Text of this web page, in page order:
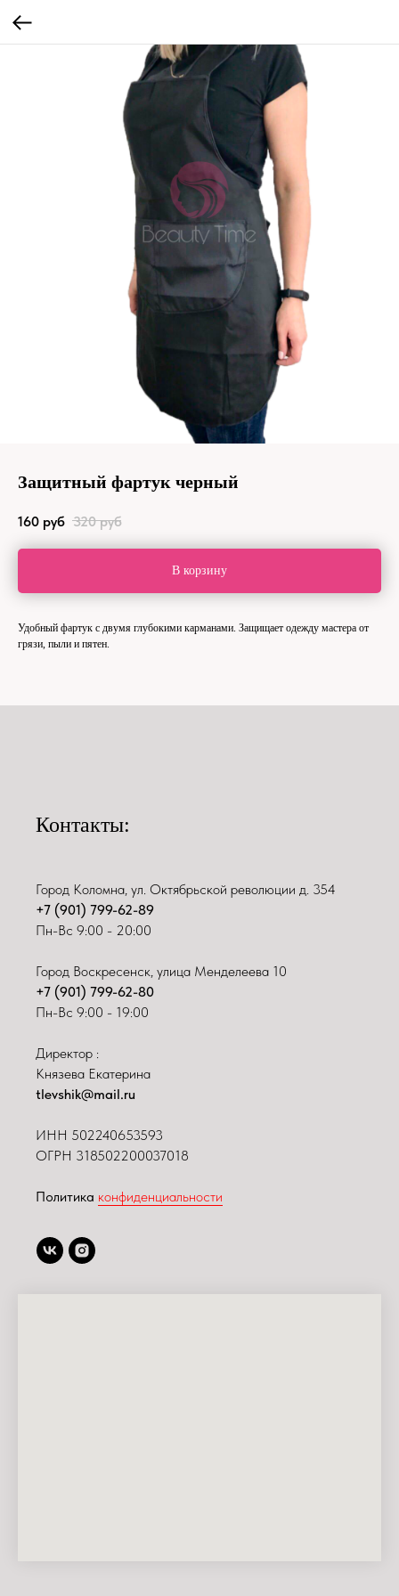
Защитный фартук черный
160 руб 320 руб
В корзину
Удобный фартук с двумя глубокими карманами. Защищает одежду мастера от
грязи, пыли и пятен.
Контакты:
Город Коломна, ул. Октябрьской революции д. 354
+7 (901) 799-62-89
Пн-Вс 9:00 - 20:00
Город Воскресенск, улица Менделеева 10
+7 (901) 799-62-80
Пн-Вс 9:00 - 19:00
Директор :
Князева Екатерина
tlevshik@mail.ru
ИНН 502240653593
ОГРН 318502200037018
Политика конфиденциальности